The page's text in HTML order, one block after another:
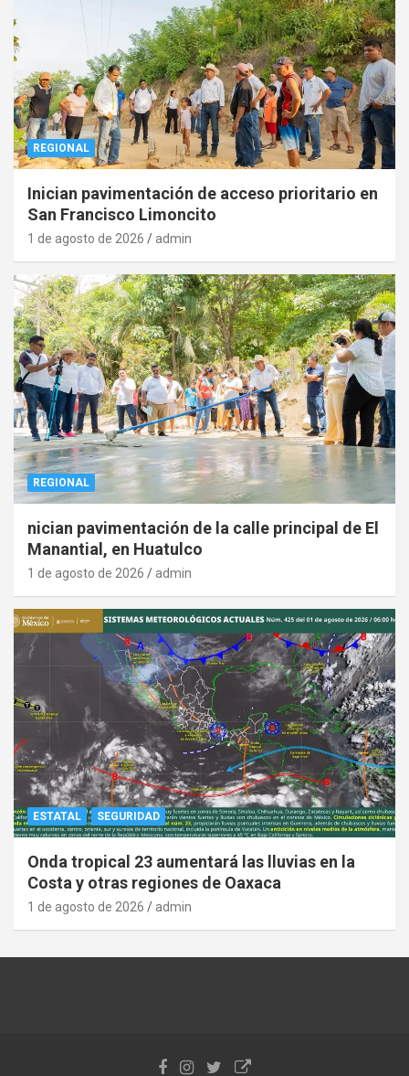
REGIONAL
Inician pavimentación de acceso prioritario en
San Francisco Limoncito
1 de agosto de 2026 admin
REGIONAL
nician pavimentación de la calle principal de El
Manantial, en Huatulco
1 de agosto de 2026 admin
ESTATAL SEGURIDAD
Onda tropical 23 aumentará las lluvias en la
Costa y otras regiones de Oaxaca
1 de agosto de 2026 admin